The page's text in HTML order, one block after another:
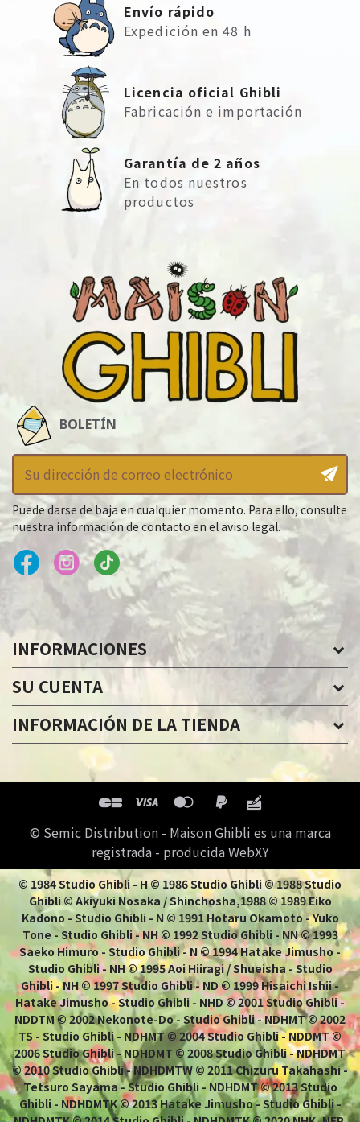
Envío rápido
Expedición en 48 h
Licencia oficial Ghibli
Fabricación e importación
Garantía de 2 años
En todos nuestros
productos
BOLETÍN
Puede darse de baja en cualquier momento. Para ello, consulte
nuestra información de contacto en el aviso legal.
INFORMACIONES
SU CUENTA
INFORMACIÓN DE LA TIENDA
© Semic Distribution - Maison Ghibli es una marca
registrada - producida WebXY
© 1984 Studio Ghibli - H © 1986 Studio Ghibli © 1988 Studio
Ghibli © Akiyuki Nosaka / Shinchosha,1988 © 1989 Eiko
Kadono - Studio Ghibli - N © 1991 Hotaru Okamoto - Yuko
Tone - Studio Ghibli - NH © 1992 Studio Ghibli - NN © 1993
Saeko Himuro - Studio Ghibli - N © 1994 Hatake Jimusho -
Studio Ghibli - NH © 1995 Aoi Hiiragi / Shueisha - Studio
Ghibli - NH © 1997 Studio Ghibli - ND © 1999 Hisaichi Ishii -
Hatake Jimusho - Studio Ghibli - NHD © 2001 Studio Ghibli -
NDDTM © 2002 Nekonote-Do - Studio Ghibli - NDHMT © 2002
TS - Studio Ghibli - NDHMT © 2004 Studio Ghibli - NDDMT ©
2006 Studio Ghibli - NDHDMT © 2008 Studio Ghibli - NDHDMT
© 2010 Studio Ghibli - NDHDMTW © 2011 Chizuru Takahashi -
Tetsuro Sayama - Studio Ghibli - NDHDMT © 2013 Studio
Ghibli - NDHDMTK © 2013 Hatake Jimusho - Studio Ghibli -